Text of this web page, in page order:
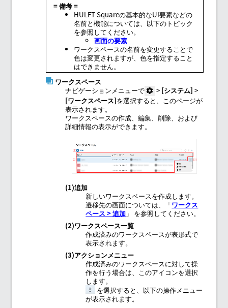
= 備考 =
HULFT Squareの基本的なUI要素などの
名前と機能については、以下のトピック
を参照してください。
画面の要素
ワークスペースの名前を変更することで
色は変更されますが、色を指定すること
はできません。
ワークスペース
ナビゲーションメニューで
> システム >
ワークスペース を選択すると、このページが
表示されます。
ワークスペースの作成、編集、削除、および
詳細情報の表示ができます。
(1)追加
新しいワークスペースを作成します。
遷移先の画面については、「ワークス
ペース > 追加 」 を参照してください。
(2)ワークスペース一覧
作成済みのワークスペースが表形式で
表示されます。
(3)アクションメニュー
作成済みのワークスペースに対して操
作を行う場合は、このアイコンを選択
します。
を選択すると、以下の操作メニュー
が表示されます。